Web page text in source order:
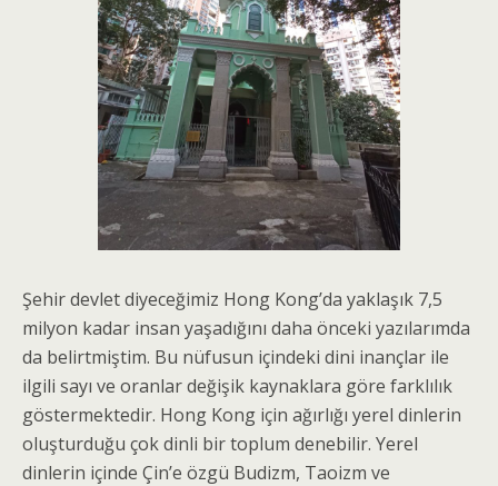
Şehir devlet diyeceğimiz Hong Kong’da yaklaşık 7,5
milyon kadar insan yaşadığını daha önceki yazılarımda
da belirtmiştim. Bu nüfusun içindeki dini inançlar ile
ilgili sayı ve oranlar değişik kaynaklara göre farklılık
göstermektedir. Hong Kong için ağırlığı yerel dinlerin
oluşturduğu çok dinli bir toplum denebilir. Yerel
dinlerin içinde Çin’e özgü Budizm, Taoizm ve